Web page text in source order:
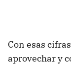
Con esas
aprovechar y